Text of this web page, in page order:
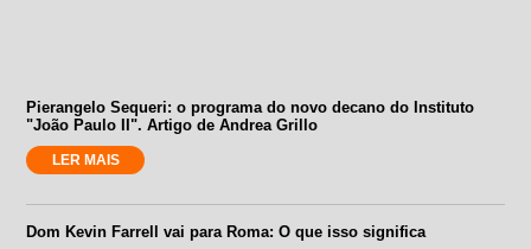
Pierangelo Sequeri: o programa do novo decano do Instituto
"João Paulo II". Artigo de Andrea Grillo
LER MAIS
Dom Kevin Farrell vai para Roma: O que isso significa